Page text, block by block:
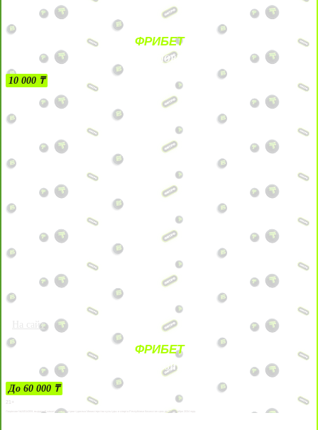
ФРИБЕТ
БЕЗ УСЛОВИЙ
10 000 ₸
На сайт
ФРИБЕТ
ЗА ДЕПОЗИТЫ
До 60 000 ₸
21+
Лицензии №24514359, выданной комитетом индустрии туризма Министерства культуры и спорта Республики Казахстан срок до 27 сентября 2034 года.